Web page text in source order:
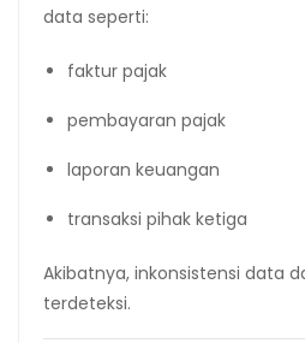
data seperti:
faktur pajak
pembayaran pajak
laporan keuangan
transaksi pihak ketiga
Akibatnya, inkonsistensi data
terdeteksi.